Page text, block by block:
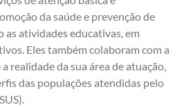
da saúde e prevenção de
as atividades educativas, em
Eles também colaboram com a
realidade da sua área de atuação,
das populações atendidas pelo